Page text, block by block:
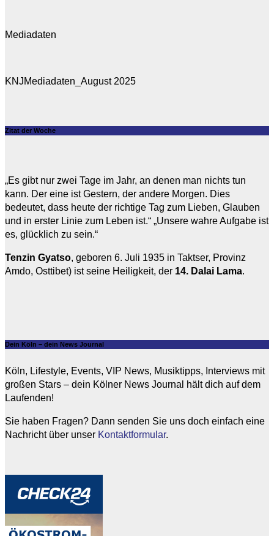
Mediadaten
KNJMediadaten_August 2025
Zitat der Woche
„Es gibt nur zwei Tage im Jahr, an denen man nichts tun
kann. Der eine ist Gestern, der andere Morgen. Dies
bedeutet, dass heute der richtige Tag zum Lieben, Glauben
und in erster Linie zum Leben ist.“ „Unsere wahre Aufgabe ist
es, glücklich zu sein.“
Tenzin Gyatso, geboren 6. Juli 1935 in Taktser, Provinz
Amdo, Osttibet) ist seine Heiligkeit, der 14. Dalai Lama.
Dein Köln – dein News Journal
Köln, Lifestyle, Events, VIP News, Musiktipps, Interviews mit
großen Stars – dein Kölner News Journal hält dich auf dem
Laufenden!
Sie haben Fragen? Dann senden Sie uns doch einfach eine
Nachricht über unser Kontaktformular.